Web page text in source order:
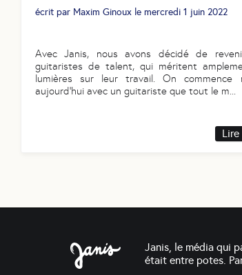
écrit par Maxim Ginoux le mercredi 1 juin 2022
Avec Janis, nous avons décidé de
guitaristes de talent, qui méritent
lumières sur leur travail. On commence
aujourd’hui avec un guitariste que tout le m
Janis, le média qui
était entre potes.